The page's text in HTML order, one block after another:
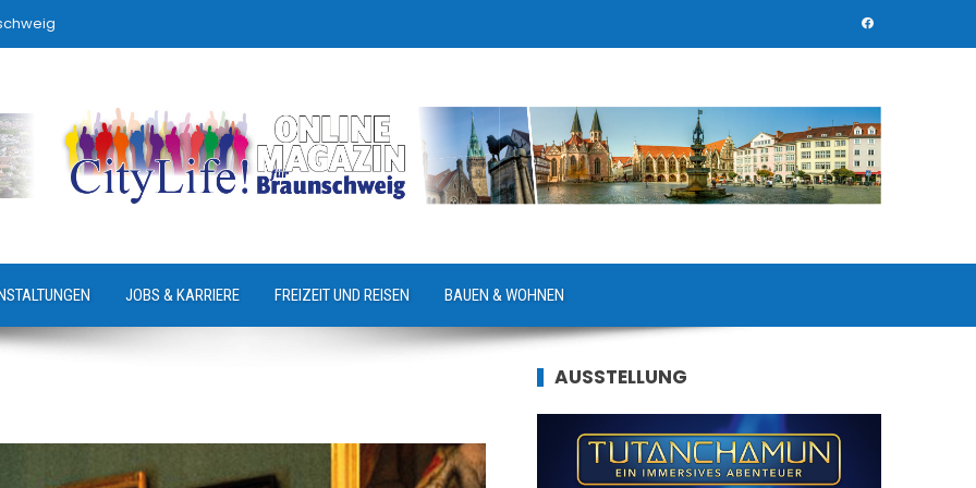
JOBS & KARRIERE FREIZEIT UND REISEN BAUEN & WOHNEN
AUSSTELLUNG